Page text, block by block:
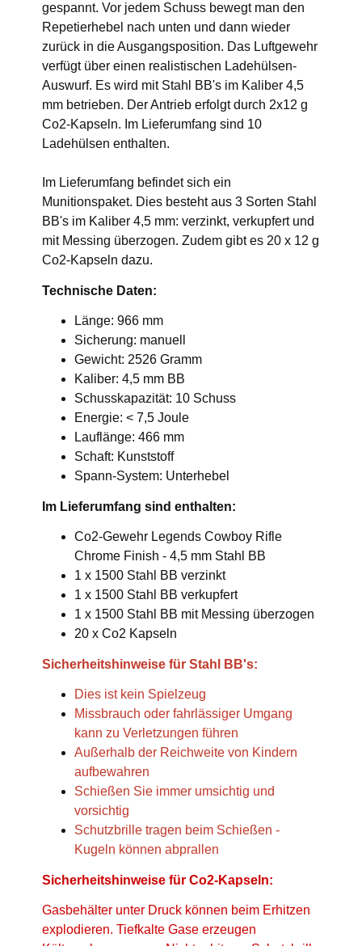
gespannt. Vor jedem Schuss bewegt man den
Repetierhebel nach unten und dann wieder
zurück in die Ausgangsposition. Das Luftgewehr
verfügt über einen realistischen Ladehülsen-
Auswurf. Es wird mit Stahl BB's im Kaliber 4,5
mm betrieben. Der Antrieb erfolgt durch 2x12 g
Co2-Kapseln. Im Lieferumfang sind 10
Ladehülsen enthalten.
Im Lieferumfang befindet sich ein
Munitionspaket. Dies besteht aus 3 Sorten Stahl
BB's im Kaliber 4,5 mm: verzinkt, verkupfert und
mit Messing überzogen. Zudem gibt es 20 x 12 g
Co2-Kapseln dazu.
Technische Daten:
Länge: 966 mm
Sicherung: manuell
Gewicht: 2526 Gramm
Kaliber: 4,5 mm BB
Schusskapazität: 10 Schuss
Energie: < 7,5 Joule
Lauflänge: 466 mm
Schaft: Kunststoff
Spann-System: Unterhebel
Im Lieferumfang sind enthalten:
Co2-Gewehr Legends Cowboy Rifle
Chrome Finish - 4,5 mm Stahl BB
1 x 1500 Stahl BB verzinkt
1 x 1500 Stahl BB verkupfert
1 x 1500 Stahl BB mit Messing überzogen
20 x Co2 Kapseln
Sicherheitshinweise für Stahl BB's:
Dies ist kein Spielzeug
Missbrauch oder fahrlässiger Umgang
kann zu Verletzungen führen
Außerhalb der Reichweite von Kindern
aufbewahren
Schießen Sie immer umsichtig und
vorsichtig
Schutzbrille tragen beim Schießen -
Kugeln können abprallen
Sicherheitshinweise für Co2-Kapseln:
Gasbehälter unter Druck können beim Erhitzen
explodieren. Tiefkalte Gase erzeugen